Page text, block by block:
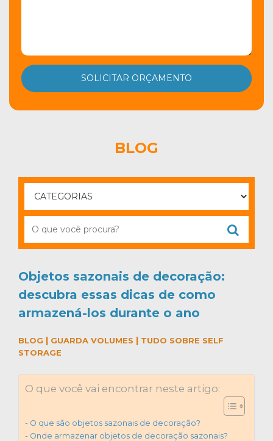
BLOG
Objetos sazonais de decoração:
descubra essas dicas de como
armazená-los durante o ano
BLOG | GUARDA VOLUMES | TUDO SOBRE SELF
STORAGE
O que você vai encontrar neste artigo:
O que são objetos sazonais de decoração?
Onde armazenar objetos de decoração sazonais?